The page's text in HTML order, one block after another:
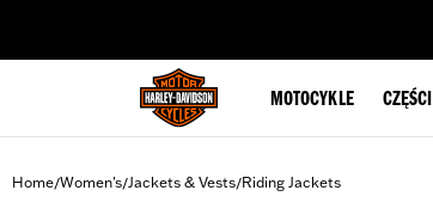
MOTOCYKLE CZĘŚCI
Home/Women's/Jackets & Vests/Riding Jackets